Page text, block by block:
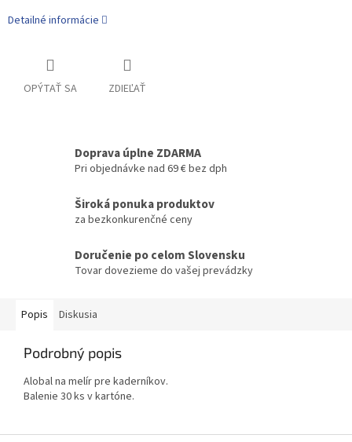
Detailné informácie
OPÝTAŤ SA ZDIEĽAŤ
Doprava úplne ZDARMA
Pri objednávke nad 69 € bez dph
Široká ponuka produktov
za bezkonkurenčné ceny
Doručenie po celom Slovensku
Tovar dovezieme do vašej prevádzky
Popis Diskusia
Podrobný popis
Alobal na melír pre kaderníkov.
Balenie 30 ks v kartóne.